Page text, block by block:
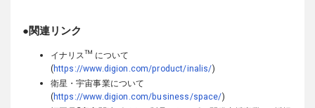
●関連リンク
イナリス™ について
(https://www.digion.com/product/inalis/)
衛星・宇宙事業について
(https://www.digion.com/business/space/)